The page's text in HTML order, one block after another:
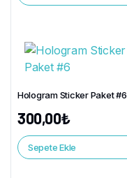
Hologram Sticker Paket #6
300,00₺
Sepete Ekle